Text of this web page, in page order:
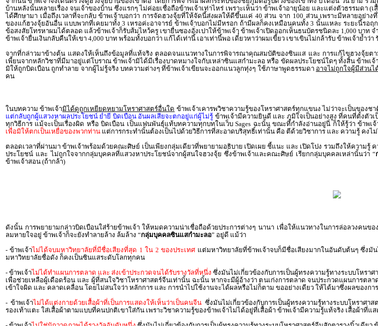
บ้านหลังนั้นหลายเรื่อง จนเจ้าของบ้าน ซึ่งแรกๆ ไม่ค่อยเชื่อถือข้าพเจ้าเท่าไหร่ เพราะเห็นว่า ข้าพเจ้าอายุน้อย และแต่งตัวธรรมด
ได้ศึกษามา เมื่อถึงเวลาที่จะกลับ ข้าพเจ้าบอกว่า การจัดฮวงจุ้ยที่ให้จัดนี้ส่งผลให้ดีขึ้นแค่ 40 ส่วน จาก 100 ส่วน เพราะมีหลายอย่า
ของแก้ฮวงจุ้ยอันอื่น แบบพวกที่เคยมาทั้ง 3 เหรอค่ะอาจารย์ ข้าพเจ้าบอกไม่มีหรอก ถ้ามีผลก็คงเหมือนคนทั้ง 3 นั้นแหละ ระยะนี้รอฤ
ข้อสงสัยโทรหาผมได้ตลอด แล้วข้าพเจ้าก็รับส้มไหว้ครู เขายื่นซองอั่งเปาให้ข้าพเจ้า ข้าพเจ้าเปิดออกเห็นธนบัตรชนิดละ 1,000 บา
ข้าพเจ้ายื่นเงินกลับคืนให้เขา 4,000 บาท พร้อมทั้งบอกว่า แก้ได้เท่านี้ เอาเท่านี้พอ เดี๋ยวหาว่าผมเขี้ยว เขาเขินไม่กล้ารับ ข้าพเจ้าย้ำว่
จากที่กล่าวมาข้างต้น แสดงให้เห็นถึงข้อมูลที่แท้จริง ตลอดจนแนวทางในการพิจารณาคุณสมบัติของซินแส และ การแก้ไขฮวงจุ้ยต
เพี้ยนจากหลักวิชาที่มีมาอยู่แต่โบราณ ข้าพเจ้ามิได้มีเรื่องบาดหมางใจกับเหล่าซินแสกำมะลอ หรือ ขัดผลประโยชน์ใดๆ ทั้งสิ้น ข้าพเ
มิให้ถูกบิดเบือน ถูกทำลาย จากผู้ไม่รู้จริง บทความต่างๆ ที่ข้าพเจ้าเขียนจะออกแนวลูกทุ่งๆ ใช้ภาษาพูดธรรมดา อาจไม่ถูกใจผู้มีส่วน
คน
ในบทความ ข้าพเจ้ามิได้ดูถูกเหยียดหยามโหราศาสตร์อื่นใด ข้าพเจ้าเคารพวิชาความรู้ของโหราศาสตร์ทุกแขนง ไม่ว่าจะเป็นของช
แต่กลับถูกผู้แสวงหาผลประโยชน์ ย่ำยี บิดเบือน อันผลเสียจะตกอยู่แก่ผู้ไม่รู้ ข้าพเจ้ามีความยินดี และ ภูมิใจเป็นอย่างสูง ที่คนที่ตั้งตัว
ทุกวิธีการ แม้จะเป็นเรื่องผิด หรือ บิดเบือน เป็นแฟนพันธุ์แท้บทความทุกบทในเว็บ Sages ฉะนั้น ขณะที่กำลังอ่านอยู่นี่ ก็ให้รู้ว่า ข้าพเจ้
เพื่อมิให้ตกเป็นเหยื่อของพวกท่าน แต่การกระทำนั้นต้องเป็นไปด้วยวิธีการที่สะอาดบริสุทธิ์เท่านั้น คือ ตีด้วยวิชาการ และ ความรู้ คง
ตลอดเวลาที่ผ่านมา ข้าพเจ้าพร้อมด้วยคณะศิษย์ เป็นเพียงกลุ่มเดียวที่พยายามอธิบาย เปิดเผย ชี้แนะ และ เปิดโปง รวมถึงให้ความ
ประโยชน์ และ ไม่ถูกใจจากกลุ่มบุคคลที่แสวงหาประโยชน์จากผู้สนใจฮวงจุ้ย ซึ่งข้าพเจ้าและคณะศิษย์ เรียกกลุ่มบุคคลเหล่านั้นว่า “
ข้าพเจ้าสอน (ถ้ากล้า)
ดังนั้น การพยายามกล่าวบิดเบือนใส่ร้ายข้าพเจ้า ให้หมดความน่าเชื่อถือด้วยประการต่างๆ นานา เพื่อให้แนวทางในการล่อลวงคน
ลมหายใจอยู่ ข้าพเจ้าก็จะยังทำลายล้าง ล้มล้าง “กลุ่มบุคคลซินแสกำมะลอ” อยู่ดี แม้ว่า
- ข้าพเจ้าไม่ได้จบมหาวิทยาลัยที่มีชื่อเสียงที่สุด 1 ใน 2 ของประเทศแต่มหาวิทยาลัยที่ข้าพเจ้าจบก็มีชื่อเสียงมากในอันดับต้นๆ ซึ่งมัน
มหาวิทยาลัยชื่อดัง ก็คงเป็นซินแสระดับโลกทุกคน
- ข้าพเจ้าไม่ได้ทำแผนการตลาด และ ส่งเข้าประกวดจนได้รับรางวัลที่หนึ่งซึ่งมันไม่เกี่ยวข้องกับการเป็นผู้ทรงความรู้ทางระบบโหรา
เพื่อช่วยเหลือผู้เดือดร้อน และ ผู้ที่สนใจวิชาโหราศาสตร์จีนเท่านั้น ฉะนั้น หากจะมีผู้อ้างว่า ตนเก่งการตลาด จนประกวดแผนการต
เข้าใจผิด และ คลาดเคลื่อน โดยไม่สนใจว่า หลักการ และ การนำไปใช้งานจะได้ผลหรือไม่ก็ตาม ขออย่างเดียว ให้ได้มาซึ่งผลของ
- ข้าพเจ้าไม่ได้แต่งกายด้วยเสื้อผ้าที่เป็นการแสดงให้เห็นว่าเป็นคนจีน ซึ่งมันไม่เกี่ยวข้องกับการเป็นผู้ทรงความรู้ทางระบบโหราศา
รองเท้าแตะ ใส่เสื้อผ้าตามแบบที่คนปกติเขาใส่กัน เพราะวิชาความรู้ของข้าพเจ้าไม่ได้อยู่ที่เสื้อผ้า ข้าพเจ้ามีความรู้แท้จริง เสื้อผ้า